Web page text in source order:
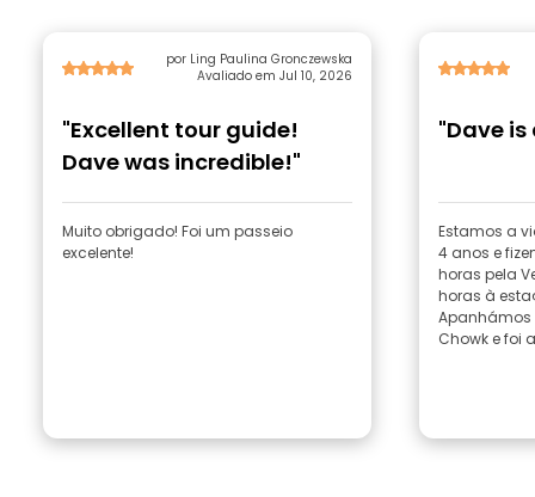
por Ling Paulina Gronczewska
Avaliado em Jul 10, 2026
"Excellent tour guide!
Dave was incredible!"
Muito obrigado! Foi um passeio
excelente!
"Dave
Estamos a
4 anos e
horas pela Velha Deli.
horas à
Apanhámos
Chowk e foi